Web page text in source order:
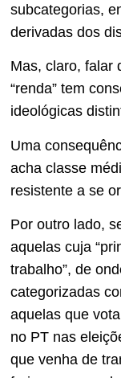
subcategorias,
derivadas dos
Mas, claro, falar
“renda” tem
ideológicas
Uma
acha classe
resistente a se
Por outro lado,
aquelas cuja
trabalho”, de
categorizadas
aquelas que
no PT nas
que venha de